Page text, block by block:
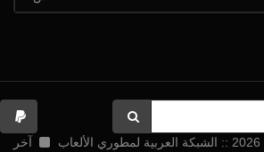
آخر